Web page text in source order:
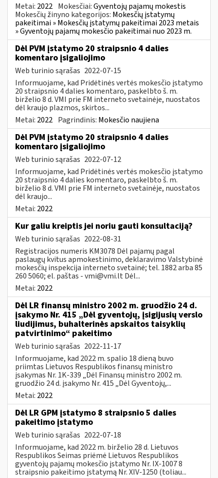
Metai: 2022 Mokesčiai:Gyventojų pajamų mokestis
Mokesčių žinyno kategorijos: Mokesčių įstatymų
pakeitimai » Mokesčių įstatymų pakeitimai 2023 metais
» Gyventojų pajamų mokesčio pakeitimai nuo 2023 m.
Dėl PVM įstatymo 20 straipsnio 4 dalies
komentaro įsigaliojimo
Web turinio sąrašas 2022-07-15
Informuojame, kad Pridėtinės vertės mokesčio įstatymo
20 straipsnio 4 dalies komentaro, paskelbto š. m.
birželio 8 d. VMI prie FM interneto svetainėje, nuostatos
dėl kraujo plazmos, skirtos...
Metai: 2022 Pagrindinis: Mokesčio naujiena
Dėl PVM įstatymo 20 straipsnio 4 dalies
komentaro įsigaliojimo
Web turinio sąrašas 2022-07-12
Informuojame, kad Pridėtinės vertės mokesčio įstatymo
20 straipsnio 4 dalies komentaro, paskelbto š. m.
birželio 8 d. VMI prie FM interneto svetainėje, nuostatos
dėl kraujo...
Metai: 2022
Kur galiu kreiptis jei noriu gauti konsultaciją?
Web turinio sąrašas 2022-08-31
Registracijos numeris KM3078 Dėl pajamų pagal
paslaugų kvitus apmokestinimo, deklaravimo Valstybinė
mokesčių inspekcija interneto svetainė; tel. 1882 arba 85
260 5060; el. paštas -vmi@vmi.ltDėl...
Metai: 2022
Dėl LR finansų ministro 2002 m. gruodžio 24 d.
įsakymo Nr. 415 „Dėl gyventojų, įsigijusių verslo
liudijimus, buhalterinės apskaitos taisyklių
patvirtinimo“ pakeitimo
Web turinio sąrašas 2022-11-17
Informuojame, kad 2022 m. spalio 18 dieną buvo
priimtas Lietuvos Respublikos finansų ministro
įsakymas Nr. 1K-339 „Dėl Finansų ministro 2002 m.
gruodžio 24 d. įsakymo Nr. 415 „Dėl Gyventojų,...
Metai: 2022
Dėl LR GPM įstatymo 8 straipsnio 5 dalies
pakeitimo įstatymo
Web turinio sąrašas 2022-07-18
Informuojame, kad 2022 m. birželio 28 d. Lietuvos
Respublikos Seimas priėmė Lietuvos Respublikos
gyventojų pajamų mokesčio įstatymo Nr. IX-1007 8
straipsnio pakeitimo įstatymą Nr. XIV-1250 (toliau...